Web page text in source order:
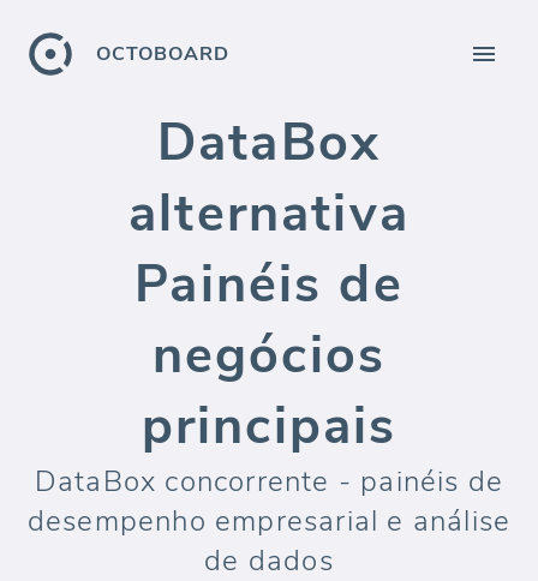
OCTOBOARD
DataBox
alternativa
Painéis de
negócios
principais
DataBox concorrente - painéis de
desempenho empresarial e análise
de dados